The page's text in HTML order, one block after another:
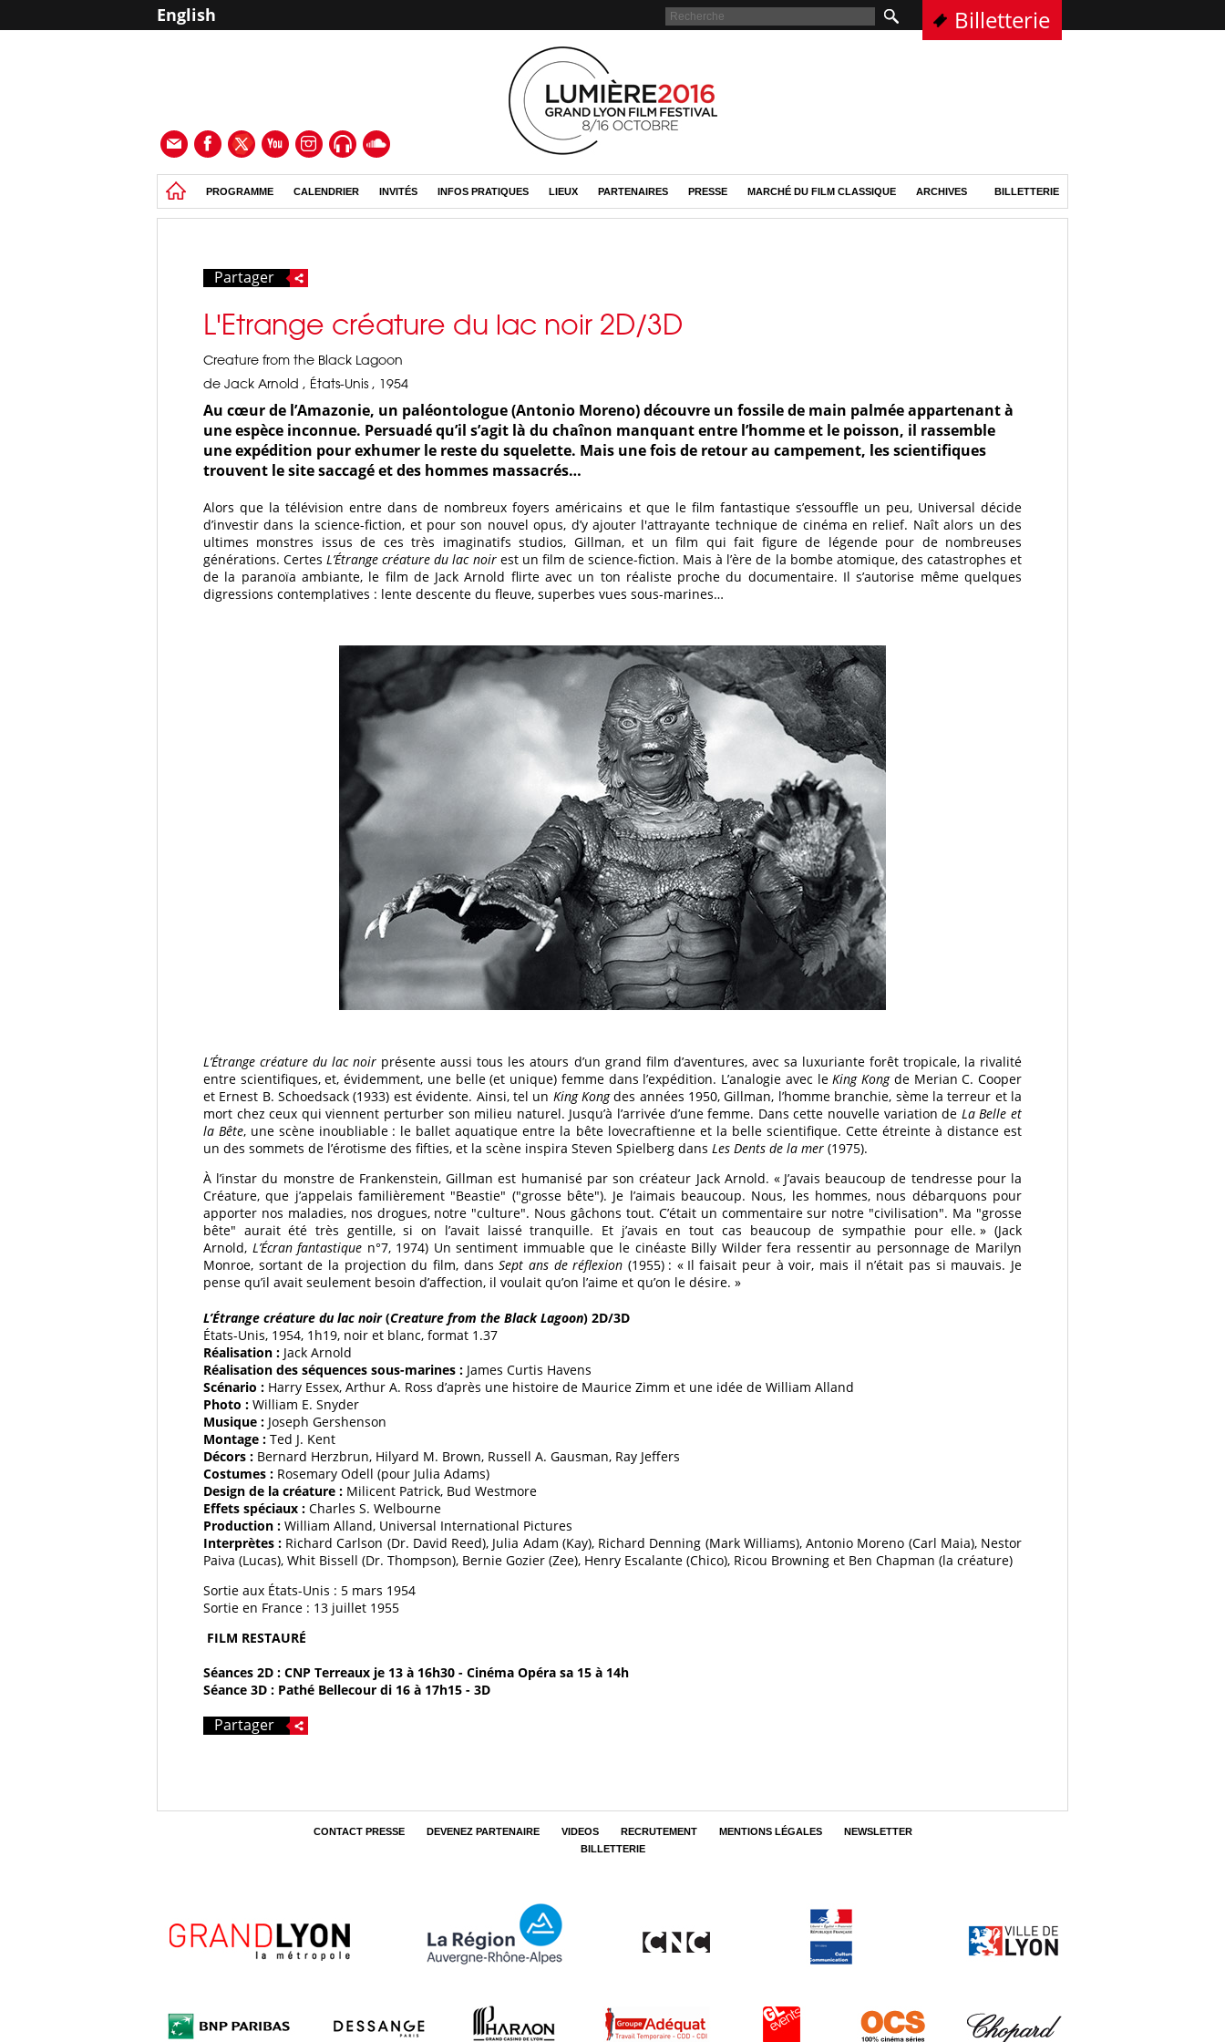
English Billetterie
PROGRAMME CALENDRIER INVITÉS INFOS PRATIQUES LIEUX PARTENAIRES PRESSE MARCHÉ DU FILM CLASSIQUE ARCHIVES BILLETTERIE
Partager
L'Etrange créature du lac noir 2D/3D
Creature from the Black Lagoon
de Jack Arnold , États-Unis , 1954
Au cœur de l’Amazonie, un paléontologue (Antonio Moreno) découvre un fossile de main palmée appartenant à
une espèce inconnue. Persuadé qu’il s’agit là du chaînon manquant entre l’homme et le poisson, il rassemble
une expédition pour exhumer le reste du squelette. Mais une fois de retour au campement, les scientifiques
trouvent le site saccagé et des hommes massacrés…
Alors que la télévision entre dans de nombreux foyers américains et que le film fantastique s’essouffle un peu, Universal décide
d’investir dans la science-fiction, et pour son nouvel opus, d’y ajouter l'attrayante technique de cinéma en relief. Naît alors un des
ultimes monstres issus de ces très imaginatifs studios, Gillman, et un film qui fait figure de légende pour de nombreuses
générations. CertesL’Étrange créature du lac noir est un film de science-fiction. Mais à l’ère de la bombe atomique, des catastrophes et
de la paranoïa ambiante, le film de Jack Arnold flirte avec un ton réaliste proche du documentaire. Il s’autorise même quelques
digressions contemplatives : lente descente du fleuve, superbes vues sous-marines…
L’Étrange créature du lac noir présente aussi tous les atours d’un grand film d’aventures, avec sa luxuriante forêt tropicale, la rivalité
entre scientifiques, et, évidemment, une belle (et unique) femme dans l’expédition. L’analogie avec leKing Kongde Merian C. Cooper
et Ernest B. Schoedsack (1933) est évidente. Ainsi, tel un King Kongdes années 1950, Gillman, l’homme branchie, sème la terreur et la
mort chez ceux qui viennent perturber son milieu naturel. Jusqu’à l’arrivée d’une femme. Dans cette nouvelle variation de La Belle et
la Bête, une scène inoubliable : le ballet aquatique entre la bête lovecraftienne et la belle scientifique. Cette étreinte à distance est
un des sommets de l’érotisme des fifties, et la scène inspira Steven Spielberg dans Les Dents de la mer (1975).
À l’instar du monstre de Frankenstein, Gillman est humanisé par son créateur Jack Arnold. « J’avais beaucoup de tendresse pour la
Créature, que j’appelais familièrement "Beastie" ("grosse bête"). Je l’aimais beaucoup. Nous, les hommes, nous débarquons pour
apporter nos maladies, nos drogues, notre "culture". Nous gâchons tout. C’était un commentaire sur notre "civilisation". Ma "grosse
bête" aurait été très gentille, si on l’avait laissé tranquille. Et j’avais en tout cas beaucoup de sympathie pour elle. » (Jack
Arnold, L’Écran fantastique n°7, 1974) Un sentiment immuable que le cinéaste Billy Wilder fera ressentir au personnage de Marilyn
Monroe, sortant de la projection du film, dansSept ans de réflexion (1955) : « Il faisait peur à voir, mais il n’était pas si mauvais. Je
pense qu’il avait seulement besoin d’affection, il voulait qu’on l’aime et qu’on le désire. »
L’Étrange créature du lac noir(Creature from the Black Lagoon) 2D/3D
États-Unis, 1954, 1h19, noir et blanc, format 1.37
Réalisation : Jack Arnold
Réalisation des séquences sous-marines : James Curtis Havens
Scénario : Harry Essex, Arthur A. Ross d’après une histoire de Maurice Zimm et une idée de William Alland
Photo : William E. Snyder
Musique : Joseph Gershenson
Montage : Ted J. Kent
Décors : Bernard Herzbrun, Hilyard M. Brown, Russell A. Gausman, Ray Jeffers
Costumes : Rosemary Odell (pour Julia Adams)
Design de la créature : Milicent Patrick, Bud Westmore
Effets spéciaux : Charles S. Welbourne
Production : William Alland, Universal International Pictures
Interprètes : Richard Carlson (Dr. David Reed), Julia Adam (Kay), Richard Denning (Mark Williams), Antonio Moreno (Carl Maia), Nestor
Paiva (Lucas), Whit Bissell (Dr. Thompson), Bernie Gozier (Zee), Henry Escalante (Chico), Ricou Browning et Ben Chapman (la créature)
Sortie aux États-Unis : 5 mars 1954
Sortie en France : 13 juillet 1955
FILM RESTAURÉ
Séances 2D : CNP Terreaux je 13 à 16h30 - Cinéma Opéra sa 15 à 14h
Séance 3D : Pathé Bellecour di 16 à 17h15 - 3D
Partager
CONTACT PRESSE DEVENEZ PARTENAIRE VIDEOS RECRUTEMENT MENTIONS LÉGALES
NEWSLETTER
BILLETTERIE